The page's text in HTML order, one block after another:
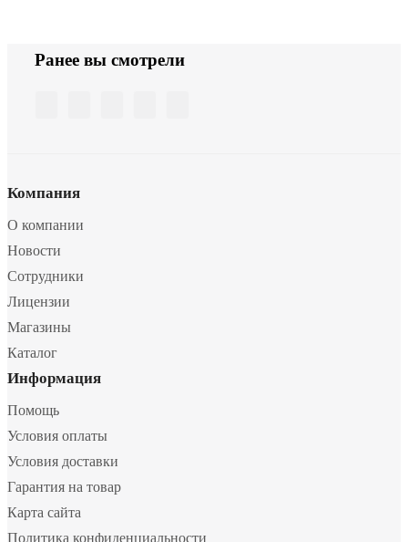
Ранее вы смотрели
Компания
О компании
Новости
Сотрудники
Лицензии
Магазины
Каталог
Информация
Помощь
Условия оплаты
Условия доставки
Гарантия на товар
Карта сайта
Политика конфиденциальности